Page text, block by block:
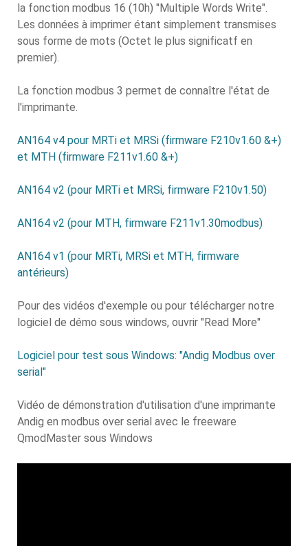
la fonction modbus 16 (10h) "Multiple Words Write".
Les données à imprimer étant simplement transmises
sous forme de mots (Octet le plus significatf en
premier).
La fonction modbus 3 permet de connaître l'état de
l'imprimante.
AN164 v4 pour MRTi et MRSi (firmware F210v1.60 &+)
et MTH (firmware F211v1.60 &+)
AN164 v2 (pour MRTi et MRSi, firmware F210v1.50)
AN164 v2 (pour MTH, firmware F211v1.30modbus)
AN164 v1 (pour MRTi, MRSi et MTH, firmware
antérieurs)
Pour des vidéos d'exemple ou pour télécharger notre
logiciel de démo sous windows, ouvrir "Read More"
Logiciel pour test sous Windows: "Andig Modbus over
serial"
Vidéo de démonstration d'utilisation d'une imprimante
Andig en modbus over serial avec le freeware
QmodMaster sous Windows